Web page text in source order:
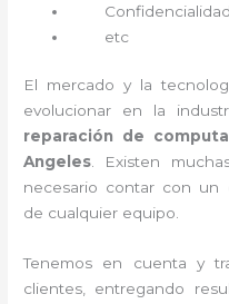
Confidencialidad
etc
El mercado y la
evolucionar en la
reparación de
Angeles . Existen
necesario contar con un
de cualquier equipo.
Tenemos en cuenta y
clientes, entregando